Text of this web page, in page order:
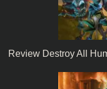
Review Destroy All